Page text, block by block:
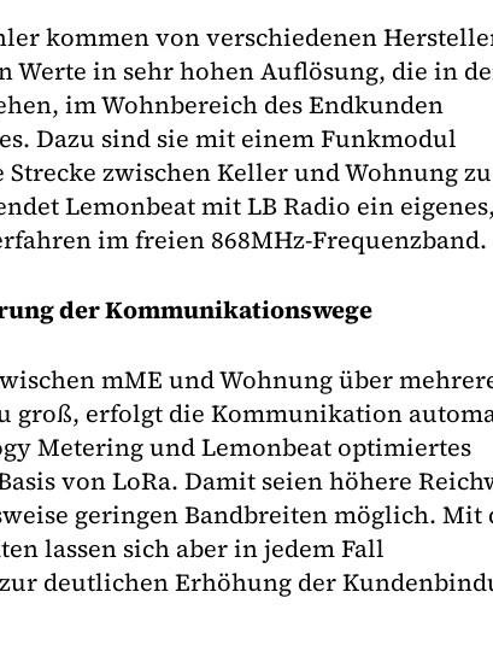
kommen von verschiedenen
Werte in sehr hohen Auflösung, die in
im Wohnbereich des Endkunden
Dazu sind sie mit einem Funkmodul
Strecke zwischen Keller und Wohnung zu
Lemonbeat mit LB Radio ein eigenes,
im freien 868MHz-Frequenzband.
der Kommunikationswege
mME und Wohnung über
groß, erfolgt die Kommunikation
Metering und Lemonbeat optimiertes
von LoRa. Damit seien höhere
geringen Bandbreiten möglich. Mit
lassen sich aber in jedem Fall
deutlichen Erhöhung der